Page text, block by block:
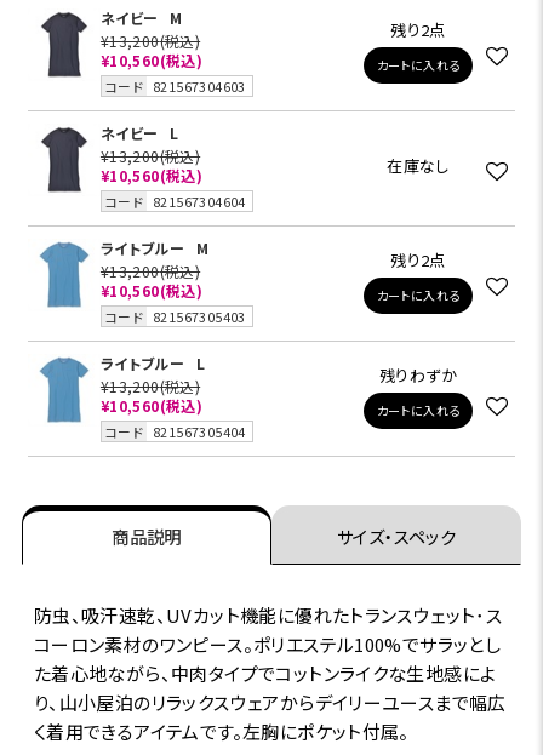
ネイビー
M
¥13,200(税込)
¥10,560(税込)
コード 821567304603
残り2点
カートに入れる
ネイビー
L
¥13,200(税込)
¥10,560(税込)
コード 821567304604
在庫なし
ライトブルー
M
¥13,200(税込)
¥10,560(税込)
コード 821567305403
残り2点
カートに入れる
ライトブルー
L
¥13,200(税込)
¥10,560(税込)
コード 821567305404
残りわずか
カートに入れる
商品説明 サイズ・スペック
防虫、吸汗速乾、UVカット機能に優れたトランスウェット･ス
コーロン素材のワンピース。ポリエステル100%でサラッとし
た着心地ながら、中肉タイプでコットンライクな生地感によ
り、山小屋泊のリラックスウェアからデイリーユースまで幅広
く着用できるアイテムです。左胸にポケット付属。